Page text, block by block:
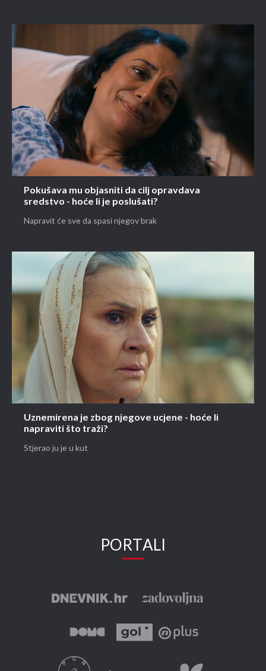
Pokušava mu objasniti da cilj opravdava
sredstvo - hoće li je poslušati?
Napravit će sve da spasi njegov brak
Uznemirena je zbog njegove ucjene - hoće li
napraviti što traži?
Stjerao ju je u kut
PORTALI